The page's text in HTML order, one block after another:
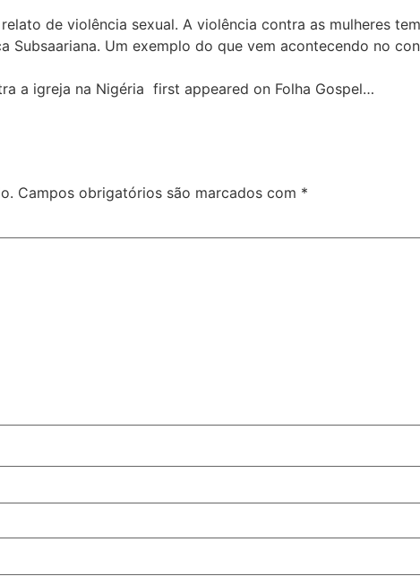
de violência sexual. A violência contra as mulheres
Subsaariana. Um exemplo do que vem acontecendo no
a igreja na Nigéria first appeared on Folha Gospel…
Campos obrigatórios são marcados com *